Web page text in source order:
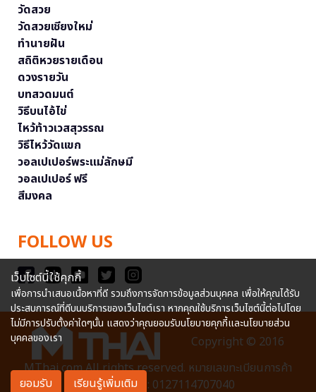
วัดสวย
วัดสวยเชียงใหม่
ทำนายฝัน
สถิติหวยรายเดือน
ดวงรายวัน
บทสวดมนต์
วิธีบนไอ้ไข่
ไหว้ท้าวเวสสุวรรณ
วิธีไหว้วัดแขก
วอลเปเปอร์พระแม่ลักษมี
วอลเปเปอร์ ฟรี
สีมงคล
FOLLOW US
Copyright © 2016
MThai.com All rights reserved. หมายเลขทะเบียนการค้า
อิเล็กทรอนิกส์ : 0127114707040
เว็บไซต์นี้ใช้คุกกี้
เพื่อการนำเสนอเนื้อหาที่ดี รวมถึงการจัดการข้อมูลส่วนบุคคล เพื่อให้คุณได้รับ
ประสบการณ์ที่ดีบนบริการของเว็บไซต์เรา หากคุณใช้บริการเว็บไซต์นี้ต่อไปโดย
ไม่มีการปรับตั้งค่าใดๆนั้น แสดงว่าคุณยอมรับนโยบายคุกกี้และนโยบายส่วน
บุคคลของเรา
ยอมรับ เรียนรู้เพิ่มเติม